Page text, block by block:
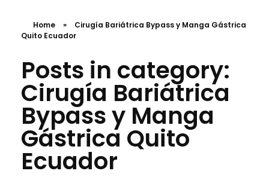
Home »
Cirugía Bariátrica Bypass y Manga Gástrica
Quito Ecuador
Posts in category:
Cirugía Bariátrica
Bypass y Manga
Gástrica Quito
Ecuador